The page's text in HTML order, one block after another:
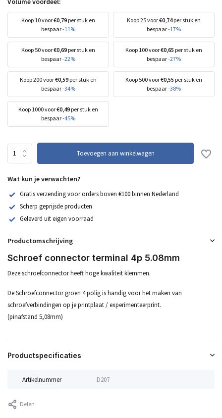
Koop 10 voor€0,79 per stuk en
bespaar-11%
Koop 25 voor€0,74per stuk en
bespaar-17%
Koop 50 voor€0,69 per stuk en
bespaar-22%
Koop 100 voor€0,65 per stuk en
bespaar-27%
Koop 200 voor€0,59 per stuk en
bespaar-34%
Koop 500 voor€0,55 per stuk en
bespaar-38%
Koop 1000 voor€0,49 per stuk en
bespaar-45%
Toevoegen aan winkelwagen
Wat kun je verwachten?
Gratis verzending voor orders boven €100 binnen Nederland
Scherp geprijsde producten
Geleverd uit eigen voorraad
Productomschrijving
Schroef connector terminal 4p 5.08mm
Deze schroefconnector heeft hoge kwaliteit klemmen.
De Schroefconnector groen 4 polig is handig voor het maken van
schroefverbindingen op je printplaat / experimenteerprint.
(pinafstand 5,08mm)
Productspecificaties
Artikelnummer D207
Delen